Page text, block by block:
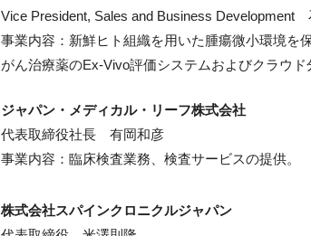
Vice President, Sales and Business Development
事業内容：新鮮ヒト組織を用いた腫瘍微小環境を
がん治療薬のEx-Vivo評価システムおよびクラウド
ジャパン・メディカル・リーフ株式会社
代表取締役社長 有岡和彦
事業内容：臨床検査業務、検査サービスの提供。
株式会社スパインクロニクルジャパン